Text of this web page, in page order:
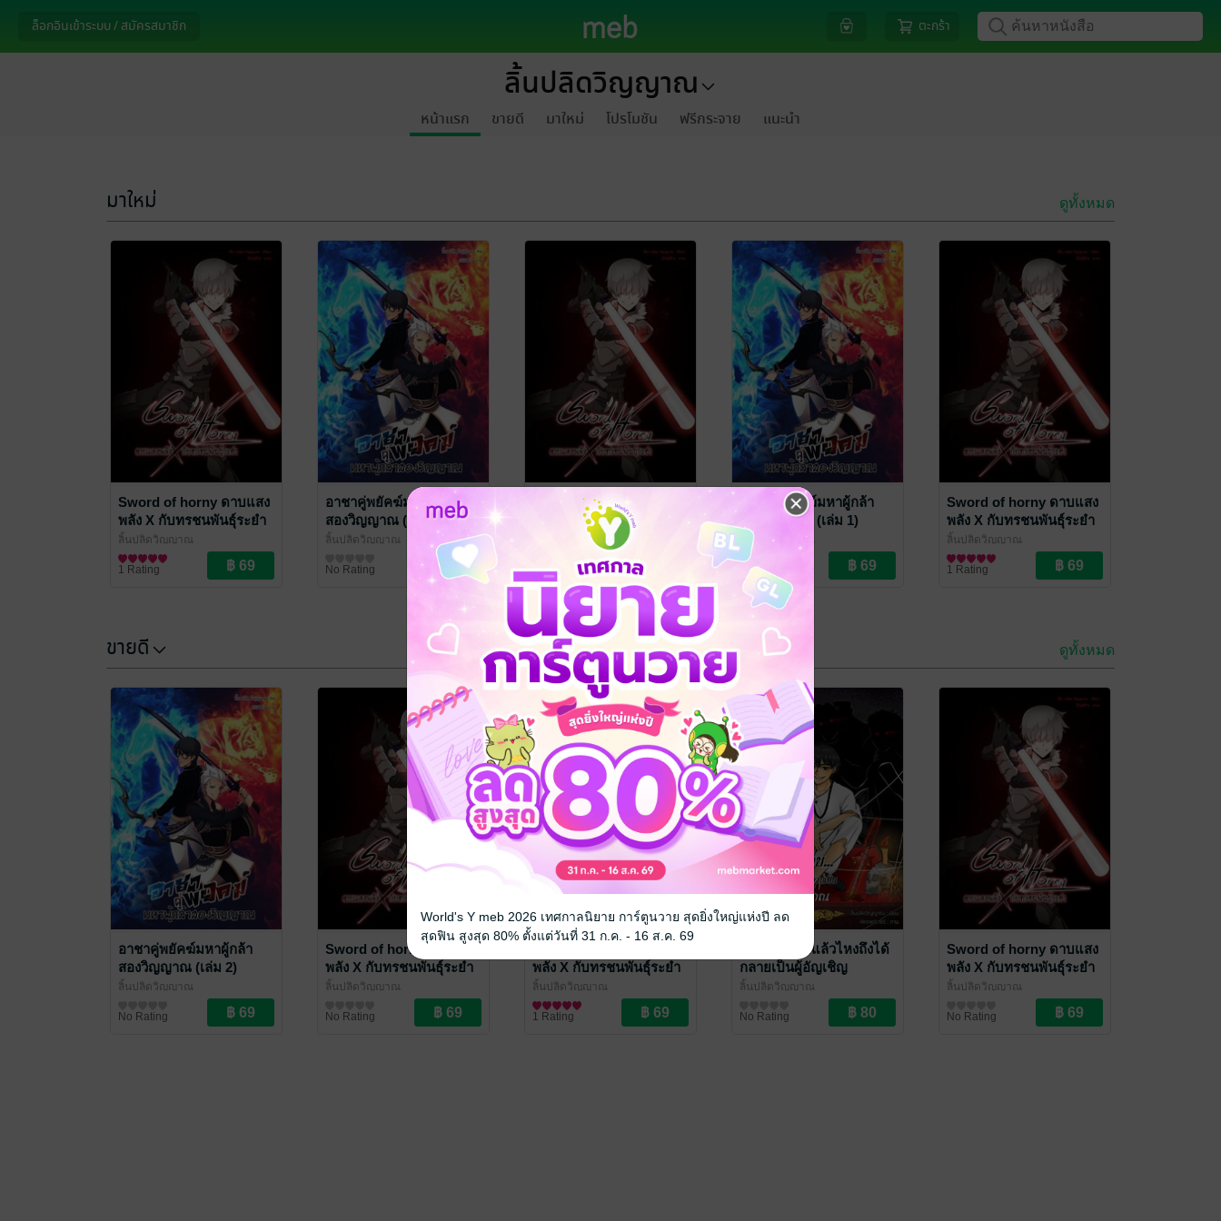
ล็อกอินเข้าระบบ / สมัครสมาชิก ตะกร้า
ลิ้นปลิดวิญญาณ
หน้าแรก ขายดี มาใหม่ โปรโมชัน ฟรีกระจาย แนะนำ
มาใหม่ ดูทั้งหมด
Sword of horny ดาบแสง
พลัง X กับทรชนพันธุ์ระยำ
(เล่ม 8)
ลิ้นปลิดวิญญาณ
นิยายแฟนตาซี
1 Rating
อาชาคู่พยัคฆ์มหาผู้กล้า
สองวิญญาณ (เล่ม 2)
ลิ้นปลิดวิญญาณ
No Rating
Sword of horny ดาบแสง
พลัง X กับทรชนพันธุ์ระยำ
ลิ้นปลิดวิญญาณ
3 Rating
อาชาคู่พยัคฆ์มหาผู้กล้า
สองวิญญาณ (เล่ม 1)
ลิ้นปลิดวิญญาณ
นิยายแฟนตาซี
No Rating
Sword of horny ดาบแสง
พลัง X กับทรชนพันธุ์ระยำ
(เล่ม 6)
ลิ้นปลิดวิญญาณ
นิยายแฟนตาซี
1 Rating
ขายดี ดูทั้งหมด
อาชาคู่พยัคฆ์มหาผู้กล้า
สองวิญญาณ (เล่ม 2)
ลิ้นปลิดวิญญาณ
No Rating
Sword of horny ดาบแสง
พลัง X กับทรชนพันธุ์ระยำ
(เล่ม 3)
ลิ้นปลิดวิญญาณ
No Rating
พลัง X กับทรชนพันธุ์ระยำ
(เล่ม 2)
ลิ้นปลิดวิญญาณ
นิยายแฟนตาซี
1 Rating
กลัวผีจะตายแล้วไหงถึงได้
กลายเป็นผู้อัญเชิญ
วิญญาณ (เล่ม 3 จบ)
ลิ้นปลิดวิญญาณ
No Rating
Sword of horny ดาบแสง
พลัง X กับทรชนพันธุ์ระยำ
(เล่ม 5)
ลิ้นปลิดวิญญาณ
No Rating
World's Y meb 2026 เทศกาลนิยาย การ์ตูนวาย สุดยิ่งใหญ่แห่งปี ลด
สุดฟิน สูงสุด 80% ตั้งแต่วันที่ 31 ก.ค. - 16 ส.ค. 69